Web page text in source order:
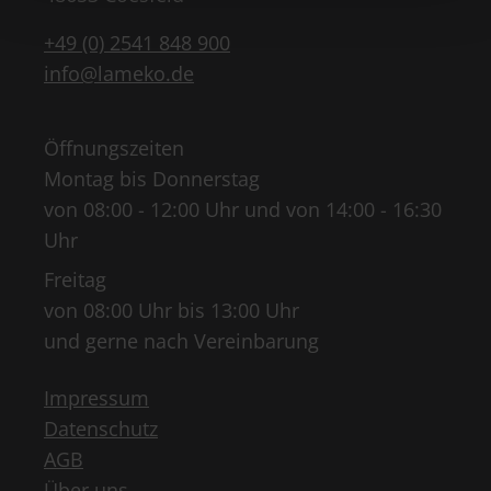
+49 (0) 2541 848 900
info@lameko.de
Öffnungszeiten
Montag bis Donnerstag
von 08:00 - 12:00 Uhr und von 14:00 - 16:30
Uhr
Freitag
von 08:00 Uhr bis 13:00 Uhr
und gerne nach Vereinbarung
Impressum
Datenschutz
AGB